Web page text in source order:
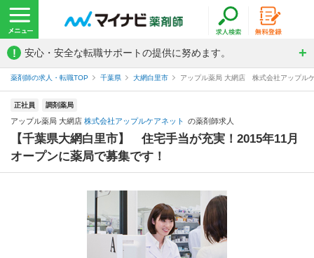
! 安心・安全な転職サポートの提供に努めます。
薬剤師の求人・転職TOP 千葉県 大網白里市 アップル薬局 大網店 株式会社アップル
正社員 調剤薬局
アップル薬局 大網店 株式会社アップルケアネット の薬剤師求人
【千葉県大網白里市】 住宅手当が充実！2015年11月
オープンに薬局で募集です！